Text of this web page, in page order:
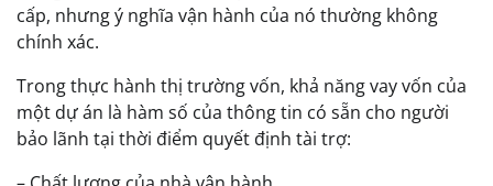
cấp, nhưng ý nghĩa vận hành của nó thường không
chính xác.
Trong thực hành thị trường vốn, khả năng vay vốn của
một dự án là hàm số của thông tin có sẵn cho người
bảo lãnh tại thời điểm quyết định tài trợ: